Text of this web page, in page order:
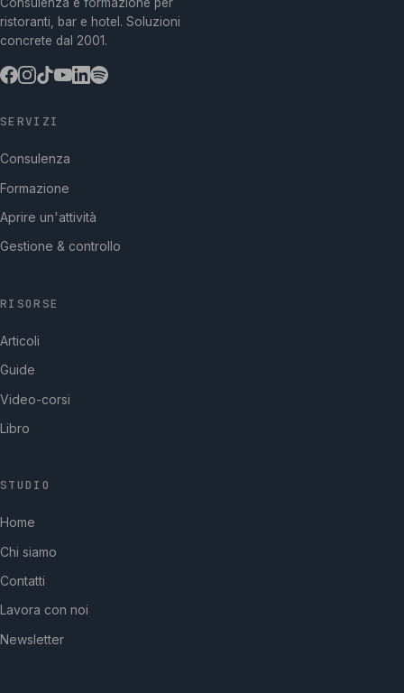
ristoranti, bar e hotel. Soluzioni
concrete dal 2001.
SERVIZI
Consulenza
Formazione
Aprire un'attività
Gestione & controllo
RISORSE
Articoli
Guide
Video-corsi
Libro
STUDIO
Home
Chi siamo
Contatti
Lavora con noi
Newsletter